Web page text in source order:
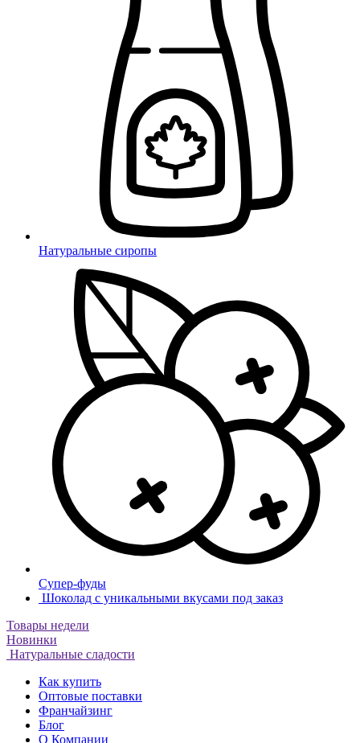
Натуральные сиропы
Супер-фуды
Шоколад с уникальными вкусами под заказ
Товары недели
Новинки
Натуральные сладости
Как купить
Оптовые поставки
Франчайзинг
Блог
О Компании